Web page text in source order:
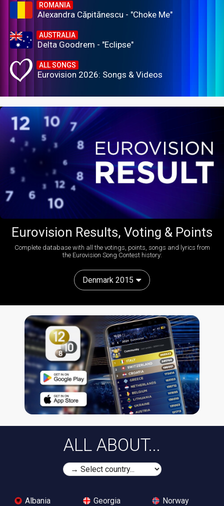
ROMANIA
Alexandra Căpitănescu - "Choke Me"
AUSTRALIA
Delta Goodrem - "Eclipse"
ALL SONGS
Eurovision 2026: Songs & Videos
Eurovision Results, Voting & Points
Complete database with all the votings, points, songs and lyrics from
the Eurovision Song Contest history:
Denmark 2015
ALL ABOUT...
Albania
Georgia
Norway